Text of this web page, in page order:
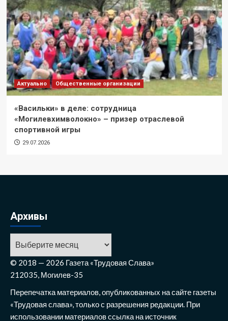
Актуально Общественные организации
«Васильки» в деле: сотрудница
«Могилевхимволокно» – призер отраслевой
спортивной игры
29.07.2026
Архивы
© 2018 — 2026 Газета «Трудовая Слава»
212035, Могилев-35
Перепечатка материалов, опубликованных на сайте газеты
«Трудовая слава», только с разрешения редакции. При
использовании материалов ссылка на источник